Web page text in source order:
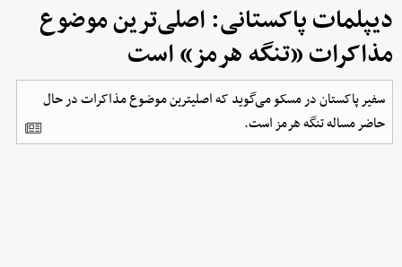
دیپلمات پاکستانی: اصلی‌ترین موضوع
مذاکرات «تنگه هرمز» است
سفیر پاکستان در مسکو می‌گوید که اصلیترین موضوع مذاکرات در حال
حاضر مساله تنگه هرمز است.